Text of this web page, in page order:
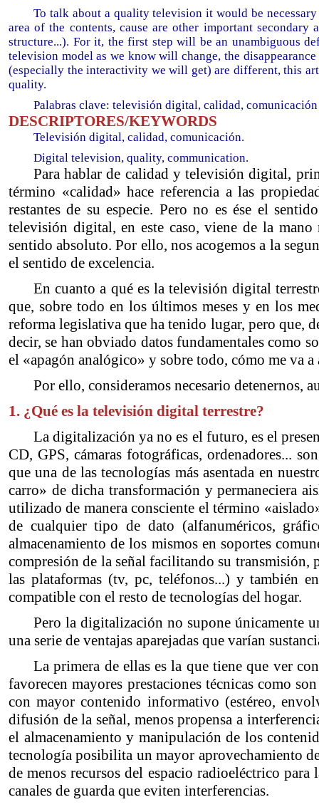
To talk about a quality television it would be
area of the contents, cause are other important
structure...). For it, the first step will be an unambiguous
television model as we know will change, the
(especially the interactivity we will get) are different, this
quality.
Palabras clave: televisión digital, calidad, comunicación
DESCRIPTORES/KEYWORDS
Televisión digital, calidad, comunicación.
Digital television, quality, communication.
Para hablar de calidad y televisión digital,
término «calidad» hace referencia a las
restantes de su especie. Pero no es ése el
televisión digital, en este caso, viene de la
sentido absoluto. Por ello, nos acogemos a la
el sentido de excelencia.
En cuanto a qué es la televisión digital
que, sobre todo en los últimos meses y en los
reforma legislativa que ha tenido lugar, pero que,
decir, se han obviado datos fundamentales como
el «apagón analógico» y sobre todo, cómo me va
Por ello, consideramos necesario detenernos,
1. ¿Qué es la televisión digital terrestre?
La digitalización ya no es el futuro, es el
CD, GPS, cámaras fotográficas, ordenadores...
que una de las tecnologías más asentada en
carro» de dicha transformación y permaneciera
utilizado de manera consciente el término
de cualquier tipo de dato (alfanuméricos,
almacenamiento de los mismos en soportes
compresión de la señal facilitando su
las plataformas (tv, pc, teléfonos...) y también
compatible con el resto de tecnologías del hogar.
Pero la digitalización no supone únicamente
una serie de ventajas aparejadas que varían
La primera de ellas es la que tiene que ver
favorecen mayores prestaciones técnicas como
con mayor contenido informativo (estéreo,
difusión de la señal, menos propensa a
el almacenamiento y manipulación de los
tecnología posibilita un mayor aprovechamiento
de menos recursos del espacio radioeléctrico
canales de guarda que eviten interferencias.